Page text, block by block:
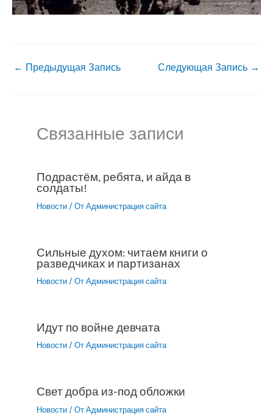
← Предыдущая Запись Следующая Запись →
Связанные записи
Подрастём, ребята, и айда в
солдаты!
Новости / От Администрация сайта
Сильные духом: читаем книги о
разведчиках и партизанах
Новости / От Администрация сайта
Идут по войне девчата
Новости / От Администрация сайта
Свет добра из-под обложки
Новости / От Администрация сайта